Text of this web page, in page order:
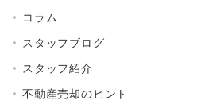
コラム
スタッフブログ
スタッフ紹介
不動産売却のヒント